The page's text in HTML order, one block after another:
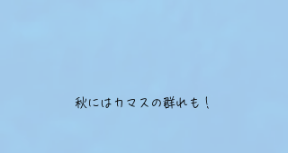
秋にはカマスの群れも！